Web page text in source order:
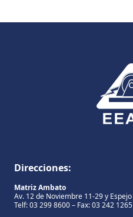
Direcciones:
Matriz Ambato
Av. 12 de Noviembre 11-29 y Espejo
Telf: 03 299 8600 – Fax: 03 242 1265